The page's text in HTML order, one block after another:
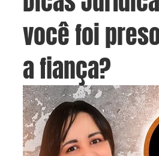
você foi
a fiança?